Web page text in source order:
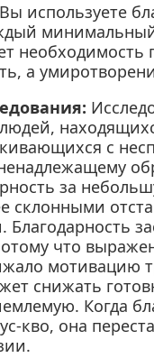
Вы используете
минимальный
а
с
за
склонными
Благодарность
что
мотивацию
снижать
Когда
кво, она